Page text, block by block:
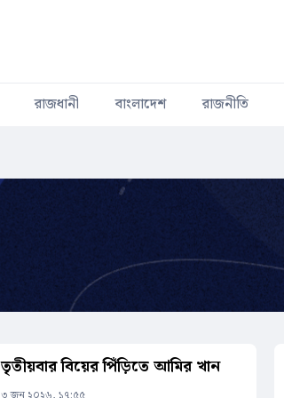
রাজধানী বাংলাদেশ রাজনীতি
তৃতীয়বার বিয়ের পিঁড়িতে আমির খান